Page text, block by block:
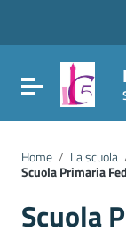
Vai al footer
Attiva /
Home / La scuola
Scuola Primaria
Scuola